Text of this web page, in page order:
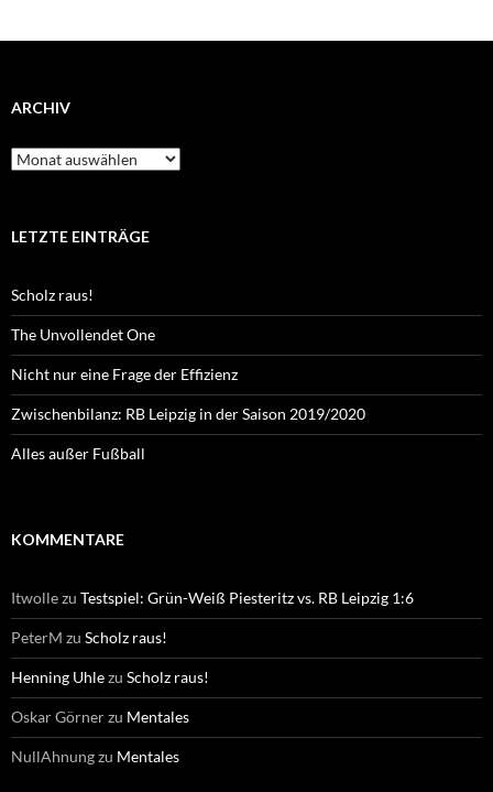
ARCHIV
Archiv
LETZTE EINTRÄGE
Scholz raus!
The Unvollendet One
Nicht nur eine Frage der Effizienz
Zwischenbilanz: RB Leipzig in der Saison 2019/2020
Alles außer Fußball
KOMMENTARE
Itwollezu Testspiel: Grün-Weiß Piesteritz vs. RB Leipzig 1:6
PeterM zu Scholz raus!
Henning Uhlezu Scholz raus!
Oskar Görnerzu Mentales
NullAhnungzu Mentales